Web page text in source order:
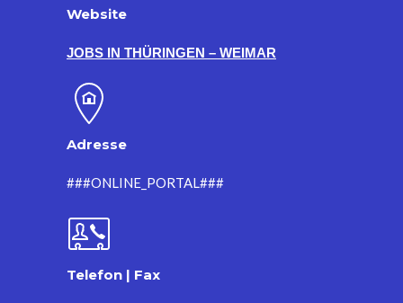
Website
JOBS IN THÜRINGEN – WEIMAR
Adresse
###ONLINE_PORTAL###
Telefon | Fax